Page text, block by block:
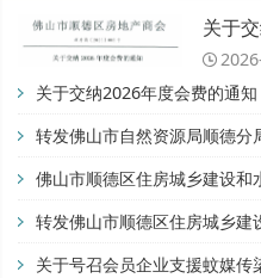
关于
关于交纳2026年度会费的通知
转发佛山市自然资源局顺德
用地开竣工管理办法》公平
然资顺告〔2025〕93号】
佛山市顺德区住房城乡建设
产市场专项检查的通知
转发佛山市顺德区住房城乡
地蚊媒传染病疫情防控工作的
关于号召会员企业支援蚊媒传